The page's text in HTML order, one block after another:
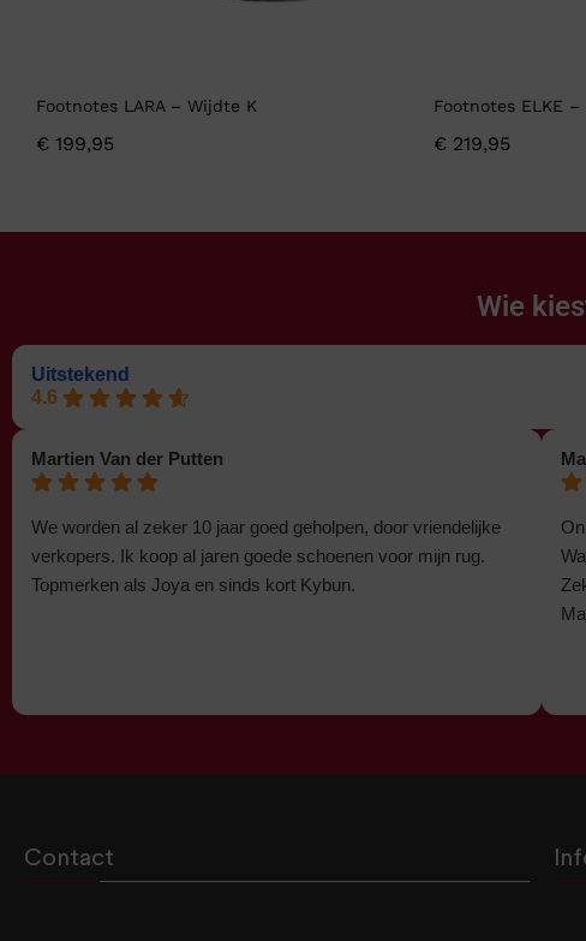
Footnotes LARA – Wijdte K
€ 199,95
Footnotes ELKE
€ 219,95
Wie
Uitstekend
4.6
Martien Van der Putten
We worden al zeker 10 jaar goed geholpen, door vriendelijke
verkopers. Ik koop al jaren goede schoenen voor mijn rug.
Topmerken als Joya en sinds kort Kybun.
Contact